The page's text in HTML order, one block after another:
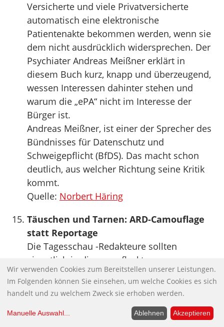
Versicherte und viele Privatversicherte
automatisch eine elektronische
Patientenakte bekommen werden, wenn sie
dem nicht ausdrücklich widersprechen. Der
Psychiater Andreas Meißner erklärt in
diesem Buch kurz, knapp und überzeugend,
wessen Interessen dahinter stehen und
warum die „ePA“ nicht im Interesse der
Bürger ist.
Andreas Meißner, ist einer der Sprecher des
Bündnisses für Datenschutz und
Schweigepflicht (BfDS). Das macht schon
deutlich, aus welcher Richtung seine Kritik
kommt.
Quelle: Norbert Häring
Täuschen und Tarnen: ARD-Camouflage
statt Reportage
Die Tagesschau -Redakteure sollten
eigentlich in diesen gefleckten
Kampfanzügen der Bundeswehr
herumlaufen. Dann wüßte man gleich, wen
die Regierung. Denn die Hauptaufgabe der
Wir verwenden Cookies zum Bereitstellen unserer Leistungen.
Im Folgenden können Sie einsehen, um welche Cookies es sich
handelt und zu welchem Zweck sie erhoben werden.
Manuelle Auswahl... Ablehnen Akzeptieren